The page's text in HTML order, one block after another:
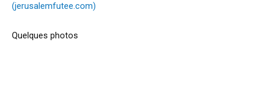
(jerusalemfutee.com)
Quelques photos